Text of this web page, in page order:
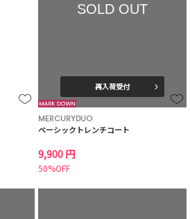
SOLD OUT
再入荷受付
MERCURYDUO
ベーシックトレンチコート
9,900 円
50%OFF